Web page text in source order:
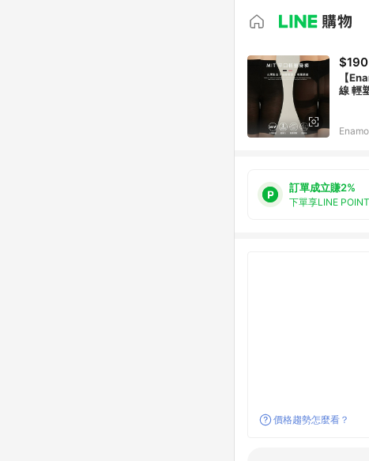
$190
【
線 輕
訂單成立賺2%
下單享LINE
價格趨勢怎麼看？